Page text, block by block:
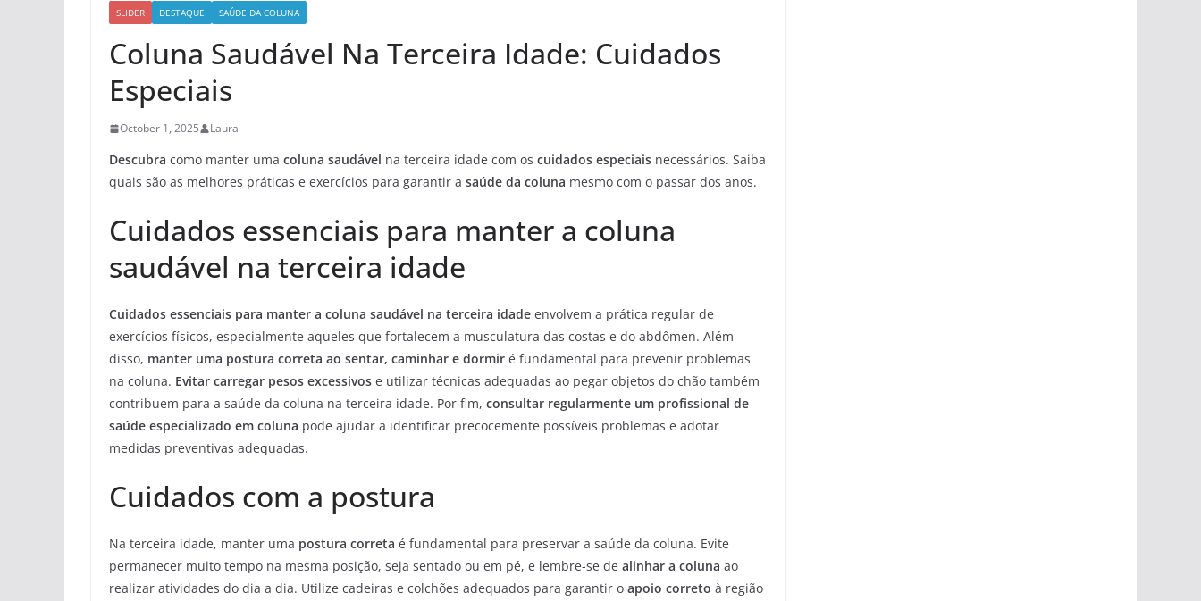
SLIDER DESTAQUE SAÚDE DA COLUNA
Coluna Saudável Na Terceira Idade: Cuidados
Especiais
October 1, 2025 Laura
Descubra como manter uma coluna saudável na terceira idade com os cuidados especiais necessários. Saiba
quais são as melhores práticas e exercícios para garantir a saúde da coluna mesmo com o passar dos anos.
Cuidados essenciais para manter a coluna
saudável na terceira idade
Cuidados essenciais para manter a coluna saudável na terceira idade envolvem a prática regular de
exercícios físicos, especialmente aqueles que fortalecem a musculatura das costas e do abdômen. Além
disso, manter uma postura correta ao sentar, caminhar e dormir é fundamental para prevenir problemas
na coluna. Evitar carregar pesos excessivos e utilizar técnicas adequadas ao pegar objetos do chão também
contribuem para a saúde da coluna na terceira idade. Por fim, consultar regularmente um profissional de
saúde especializado em coluna pode ajudar a identificar precocemente possíveis problemas e adotar
medidas preventivas adequadas.
Cuidados com a postura
Na terceira idade, manter uma postura correta é fundamental para preservar a saúde da coluna. Evite
permanecer muito tempo na mesma posição, seja sentado ou em pé, e lembre-se de alinhar a coluna ao
realizar atividades do dia a dia. Utilize cadeiras e colchões adequados para garantir o apoio correto à região